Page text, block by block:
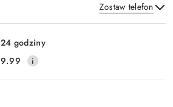
Zostaw telefon
Wyślij
24 godziny
9.99